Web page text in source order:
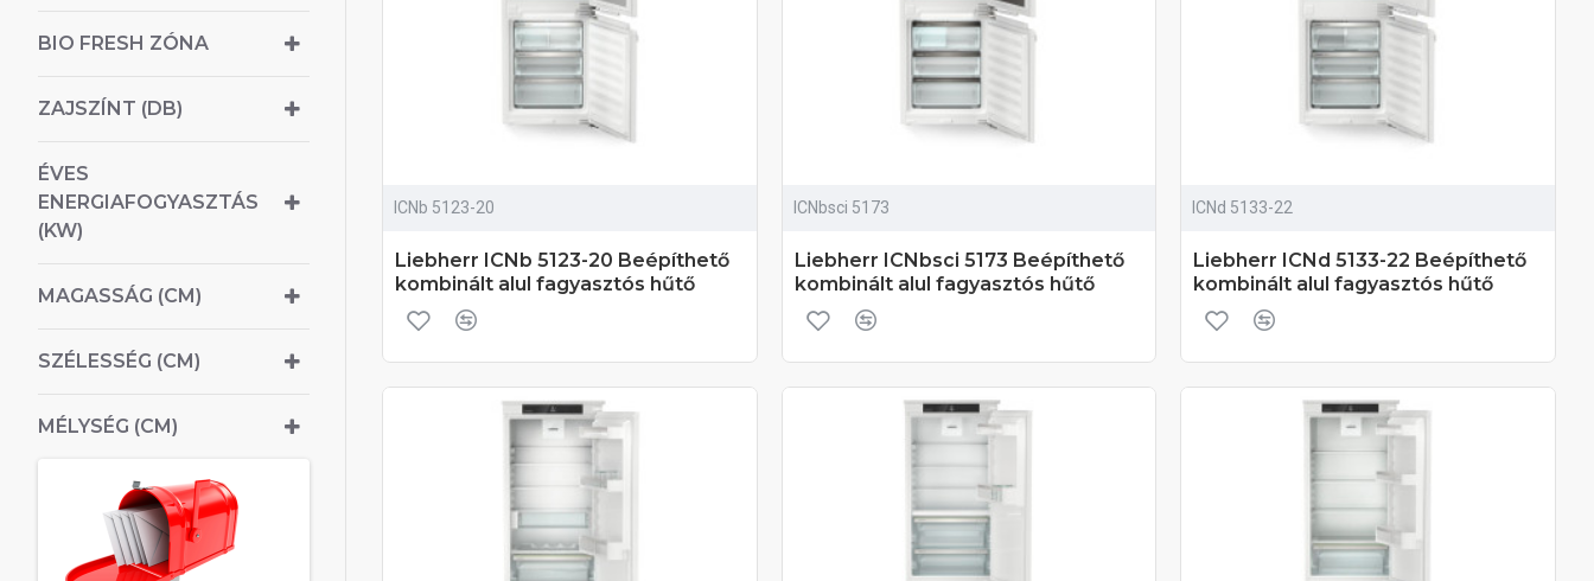
BIO FRESH ZÓNA
ZAJSZÍNT (DB)
ÉVES
ENERGIAFOGYASZTÁS
(KW)
MAGASSÁG (CM)
SZÉLESSÉG (CM)
MÉLYSÉG (CM)
ICNb 5123-20
Liebherr ICNb 5123-20 Beépíthető
kombinált alul fagyasztós hűtő
ICNbsci 5173
Liebherr ICNbsci 5173 Beépíthető
kombinált alul fagyasztós hűtő
ICNd 5133-22
Liebherr ICNd 5133-22 Beépíthető
kombinált alul fagyasztós hűtő